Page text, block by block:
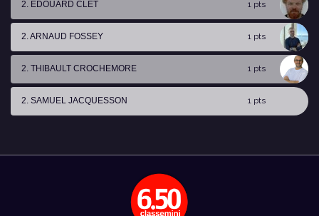
2. EDOUARD CLET 1 pts
2. ARNAUD FOSSEY 1 pts
2. THIBAULT CROCHEMORE 1 pts
2. SAMUEL JACQUESSON 1 pts